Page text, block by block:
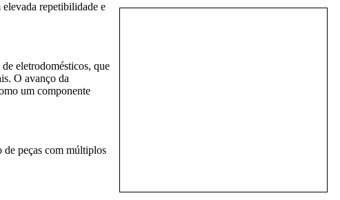
repetibilidade e
eletrodomésticos, que
O avanço da
um componente
de peças com múltiplos